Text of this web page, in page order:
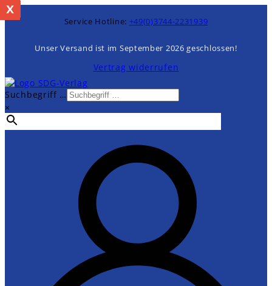
Zum
Inhalt
Service Hotline: +49(0)3744-2231939
Unser Versand ist im September 2026 geschlossen!
Vertrag widerrufen
Suchbegriff …
×
%
x